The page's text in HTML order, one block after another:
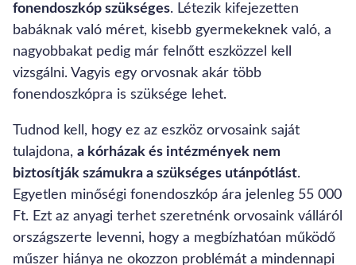
fonendoszkóp szükséges. Létezik kifejezetten
babáknak való méret, kisebb gyermekeknek való, a
nagyobbakat pedig már felnőtt eszközzel kell
vizsgálni. Vagyis egy orvosnak akár több
fonendoszkópra is szüksége lehet.
Tudnod kell, hogy ez az eszköz orvosaink saját
tulajdona, a kórházak és intézmények nem
biztosítják számukra a szükséges utánpótlást.
Egyetlen minőségi fonendoszkóp ára jelenleg 55 000
Ft. Ezt az anyagi terhet szeretnénk orvosaink válláról
országszerte levenni, hogy a megbízhatóan működő
műszer hiánya ne okozzon problémát a mindennapi